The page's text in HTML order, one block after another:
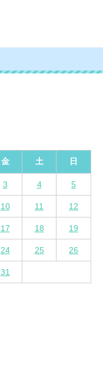
金 土 日
3 4 5
10 11 12
17 18 19
24 25 26
31